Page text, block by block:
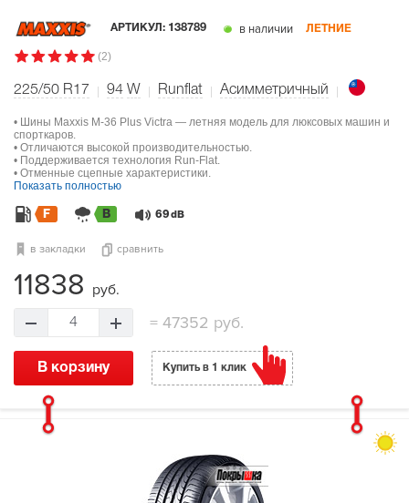
АРТИКУЛ: 138789 в наличии ЛЕТНИЕ
(2)
225/50 R17 94 W Runflat Асимметричный
• Шины Maxxis M-36 Plus Victra — летняя модель для люксовых машин и
спорткаров.
• Отличаются высокой производительностью.
• Поддерживается технология Run-Flat.
• Отменные сцепные характеристики.
Показать полностью
F B 69 dB
в закладки сравнить
11838 руб.
4 = 47352 руб.
В корзину Купить в 1 клик